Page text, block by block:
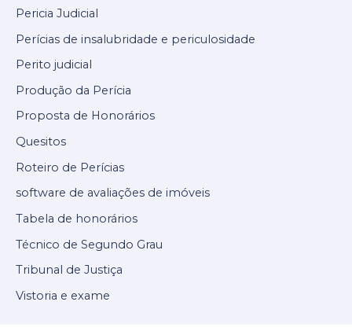
Pericia Judicial
Perícias de insalubridade e periculosidade
Perito judicial
Produção da Perícia
Proposta de Honorários
Quesitos
Roteiro de Perícias
software de avaliações de imóveis
Tabela de honorários
Técnico de Segundo Grau
Tribunal de Justiça
Vistoria e exame